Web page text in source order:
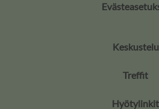
Keskustelu
Treffit
Hyötylinkit